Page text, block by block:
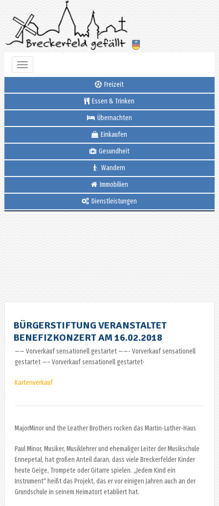
Toggle
navigation
Freizeit
Essen & Trinken
Übernachten
Einkaufen
Gesundheit
Wandern
Immobilien
Dienstleistungen
BÜRGERSTIFTUNG VERANSTALTET
BENEFIZKONZERT AM 16.02.2018
—— Vorverkauf sensationell gestartet ——- Vorverkauf sensationell
gestartet —– Vorverkauf sensationell gestartet-
Kartenverkauf
MajorMinor und the Leather Brothers rocken das Martin-Luther-Haus
Paul Minor, Musiker, Musiklehrer und ehemaliger Leiter der Musikschule
Ennepetal, hat großen Anteil daran, dass viele Breckerfelder Kinder
heute Geige, Trompete oder Gitarre spielen. „Jedem Kind ein
Instrument“ heißt das Projekt, das er vor einigen Jahren auch an der
Grundschule in seinem Heimatort etabliert hat.